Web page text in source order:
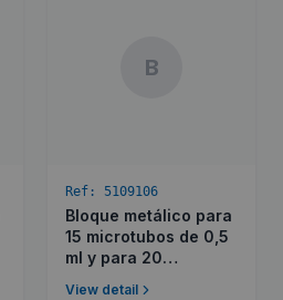
B
Ref: 5109106
Bloque metálico para
15 microtubos de 0,5
ml y para 20
View detail